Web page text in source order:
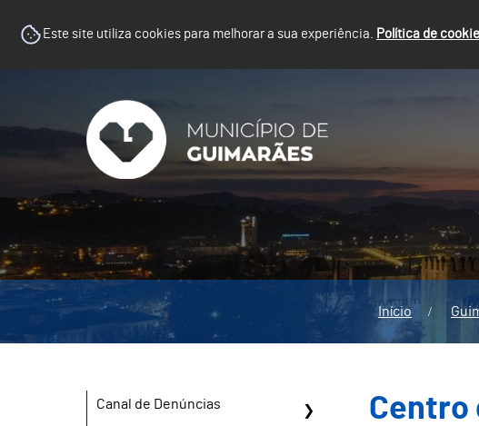
Este site utiliza cookies para melhorar a sua experiência. Política de
Início
Canal de Denúncias
Centro